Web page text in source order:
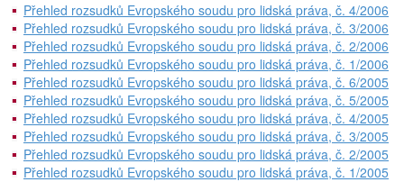
Přehled rozsudků Evropského soudu pro lidská práva, č. 4/2006
Přehled rozsudků Evropského soudu pro lidská práva, č. 3/2006
Přehled rozsudků Evropského soudu pro lidská práva, č. 2/2006
Přehled rozsudků Evropského soudu pro lidská práva, č. 1/2006
Přehled rozsudků Evropského soudu pro lidská práva, č. 6/2005
Přehled rozsudků Evropského soudu pro lidská práva, č. 5/2005
Přehled rozsudků Evropského soudu pro lidská práva, č. 4/2005
Přehled rozsudků Evropského soudu pro lidská práva, č. 3/2005
Přehled rozsudků Evropského soudu pro lidská práva, č. 2/2005
Přehled rozsudků Evropského soudu pro lidská práva, č. 1/2005